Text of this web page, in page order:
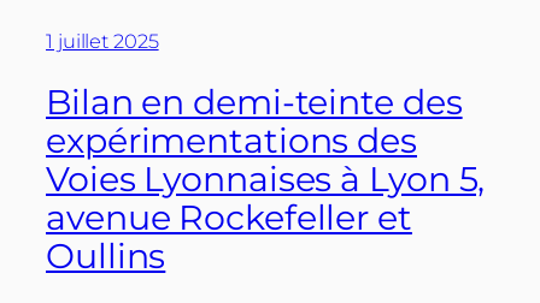
1 juillet 2025
Bilan en demi-teinte des
expérimentations des
Voies Lyonnaises à Lyon 5,
avenue Rockefeller et
Oullins